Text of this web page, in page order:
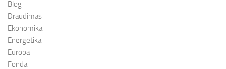
Blog
Draudimas
Ekonomika
Energetika
Europa
Fondai